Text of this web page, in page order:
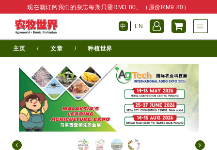
现在就订阅我们的杂志每期只需RM3.80。（原价RM9.80）
中 EN
主页 / 文章 / 种植世界